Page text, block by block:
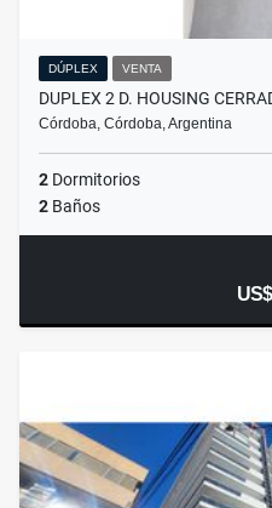
DÚPLEX VENTA
DUPLEX 2 D. HOUSING
Córdoba, Córdoba, Argentina
2 Dormitorios
2 Baños